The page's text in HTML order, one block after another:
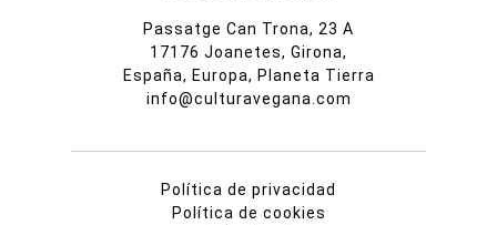
Passatge Can Trona, 23 A
17176 Joanetes, Girona,
España, Europa, Planeta Tierra
info@culturavegana.com
Política de privacidad
Política de cookies